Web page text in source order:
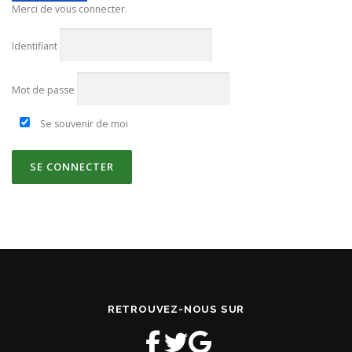
Merci de vous connecter.
Identifiant
Mot de passe
Se souvenir de moi
RETROUVEZ-NOUS SUR